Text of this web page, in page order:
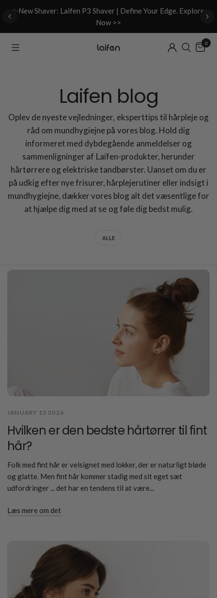
✨New Shaver: Laifen P3 Shaver | Define Your Edge. Explore
Now >>
0
Laifen blog
Oplev de nyeste vejledninger, eksperttips til hårpleje og
råd om mundhygiejne på vores blog. Hold dig
informeret med dybdegående anmeldelser og
sammenligninger af Laifen-produkter, herunder
hårtørrere og elektriske tandbørster. Uanset om du er
på udkig efter nye frisurer, hårplejerutiner eller indsigt i
mundhygiejne, dækker vores blog alt det væsentlige for
at hjælpe dig med at se og føle dig bedst mulig.
ALLE
JANUARY 13 2026
Hvilken er den bedste hårtørrer til fint
hår?
Folk med fint hår er velsignet med lokker, der er naturligt bløde
og glatte. Men fint hår kommer stadig med sit eget sæt
udfordringer ... det har en tendens til at være...
Læs mere om det